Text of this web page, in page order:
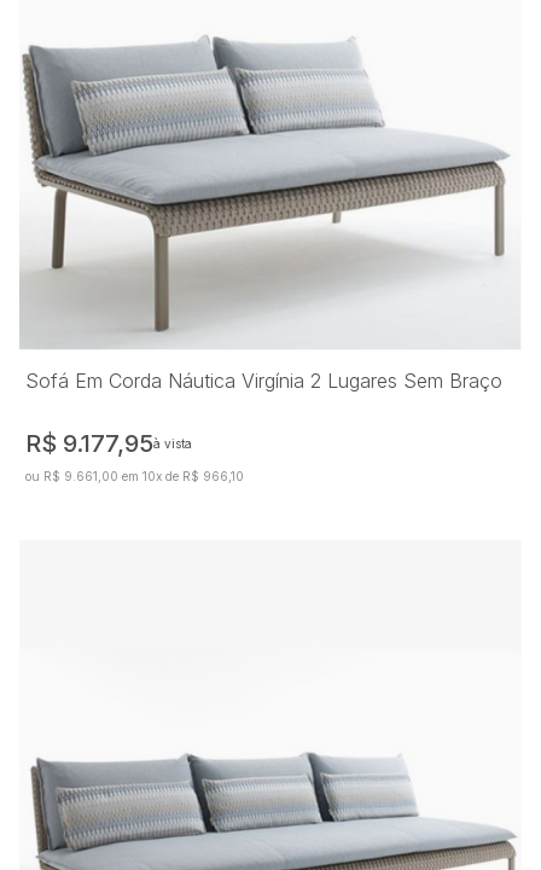
Sofá Em Corda Náutica Virgínia 2 Lugares Sem Braço
R$ 9.177,95à vista
ou R$ 9.661,00 em 10x de R$ 966,10